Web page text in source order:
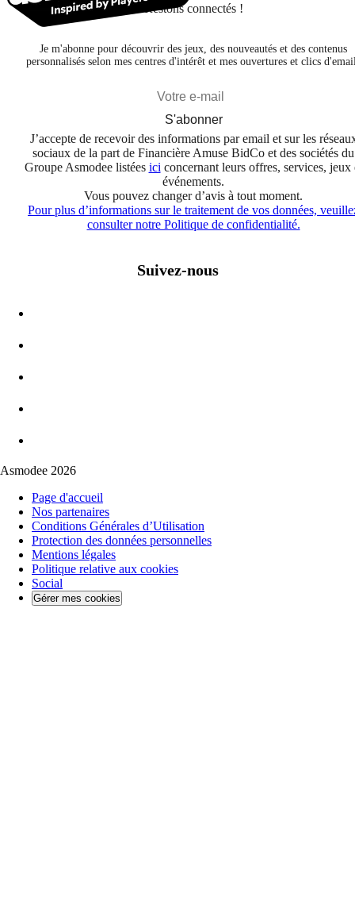
Restons connectés !
Je m'abonne pour découvrir des jeux, des nouveautés et des contenus
personnalisés selon mes centres d'intérêt et mes ouvertures et clics
S'abonner
J’accepte de recevoir des informations par email et sur les
sociaux de la part de Financière Amuse BidCo et des sociétés du
Groupe Asmodee listées ici concernant leurs offres, services, jeux
événements.
Vous pouvez changer d’avis à tout moment.
Pour plus d’informations sur le traitement de vos données,
consulter notre Politique de confidentialité.
Suivez-nous
Asmodee 2026
Page d'accueil
Nos partenaires
Conditions Générales d’Utilisation
Protection des données personnelles
Mentions légales
Politique relative aux cookies
Social
Gérer mes cookies